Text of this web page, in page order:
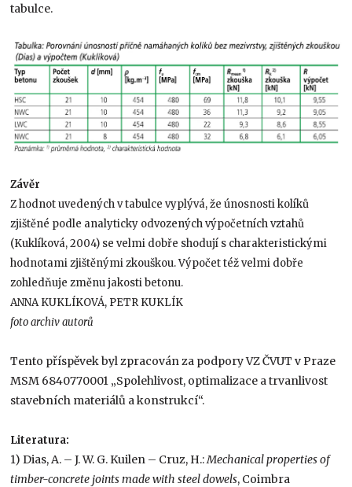
tabulce.
Závěr
Z hodnot uvedených v tabulce vyplývá, že únosnosti kolíků
zjištěné podle analyticky odvozených výpočetních vztahů
(Kuklíková, 2004) se velmi dobře shodují s charakteristickými
hodnotami zjištěnými zkouškou. Výpočet též velmi dobře
zohledňuje změnu jakosti betonu.
ANNA KUKLÍKOVÁ, PETR KUKLÍK
foto archiv autorů
Tento příspěvek byl zpracován za podpory VZ ČVUT v Praze
MSM 6840770001 „Spolehlivost, optimalizace a trvanlivost
stavebních materiálů a konstrukcí“.
Literatura:
1) Dias, A. – J. W. G. Kuilen – Cruz, H.:Mechanical properties of
timber-concrete joints made with steel dowels, Coimbra